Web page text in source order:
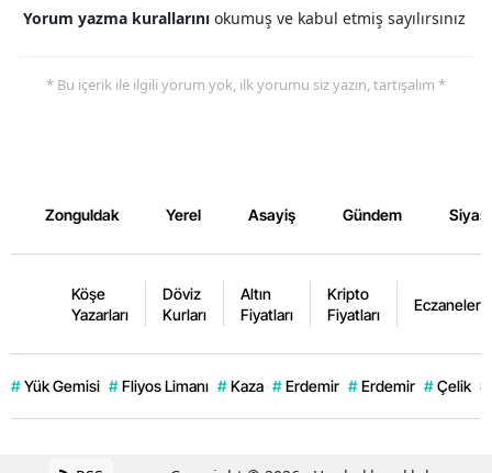
Yorum yazma kurallarını okumuş ve kabul etmiş sayılırsınız
* Bu içerik ile ilgili yorum yok, ilk yorumu siz yazın, tartışalım *
Zonguldak Yerel Asayiş Gündem
Köşe
Yazarları
Döviz
Kurları
Altın
Fiyatları
Kripto
Fiyatları
Eczaneler
# Yük Gemisi # Fliyos Limanı # Kaza # Erdemir # Erdemir # Çelik #